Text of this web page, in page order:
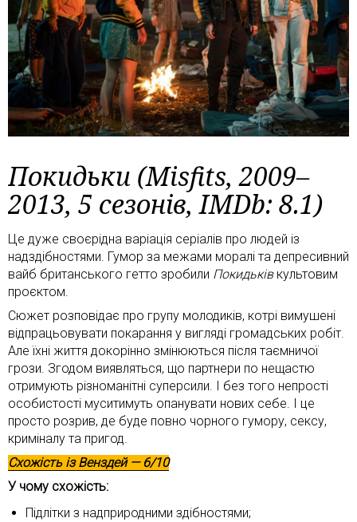
Покидьки (Misfits, 2009–
2013, 5 сезонів, IMDb: 8.1)
Це дуже своєрідна варіація серіалів про людей із
надздібностями. Гумор за межами моралі та депресивний
вайб британського гетто зробили Покидьківкультовим
проєктом.
Сюжет розповідає про групу молодиків, котрі вимушені
відпрацьовувати покарання у вигляді громадських робіт.
Але їхні життя докорінно змінюються після таємничої
грози. Згодом виявляться, що партнери по нещастю
отримують різноманітні суперсили. І без того непрості
особистості муситимуть опанувати нових себе. І це
просто розрив, де буде повно чорного гумору, сексу,
криміналу та пригод.
Схожість ізВенздей— 6/10
У чому схожість:
Підлітки з надприродними здібностями;